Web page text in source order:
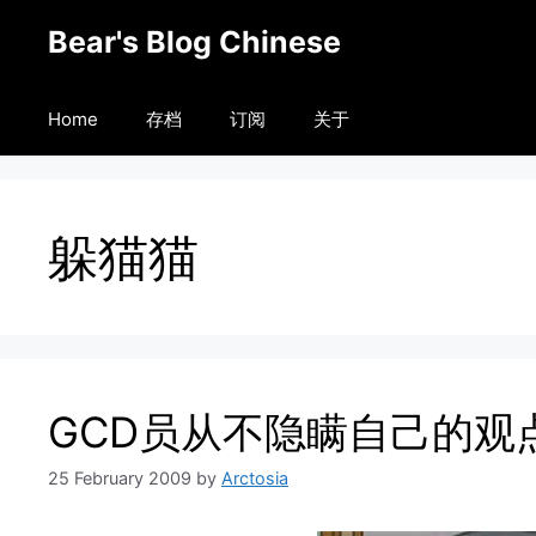
Bear's Blog Chinese
Home 存档 订阅 关于
躲猫猫
GCD员从不隐瞒自己的观
25 February 2009 by Arctosia